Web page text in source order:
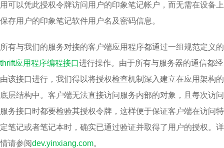
用可以凭此授权令牌访问用户的印象笔记帐户，而无需在设备上
保存用户的印象笔记软件用户名及密码信息。
所有与我们的服务对接的客户端应用程序都通过一组规范定义的
thrift应用程序编程接口进行操作。由于所有与服务器的通信都经
由该接口进行，我们得以将授权检查机制深入建立在应用架构的
底层结构中。客户端无法直接访问服务内部的对象，且每次访问
服务接口时都要检验其授权令牌，这样便于保证客户端在访问特
定笔记或者笔记本时，确实已通过验证并取得了用户的授权。详
情请参阅dev.yinxiang.com。